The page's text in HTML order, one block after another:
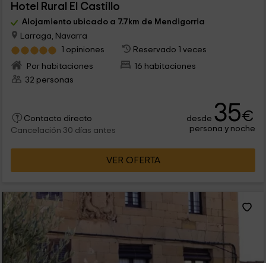
Hotel Rural El Castillo
Alojamiento ubicado a 7.7km de Mendigorria
Larraga, Navarra
1 opiniones
Reservado 1 veces
Por habitaciones
16 habitaciones
32 personas
Contacto directo
Cancelación 30 días antes
desde 35€
persona y noche
VER OFERTA